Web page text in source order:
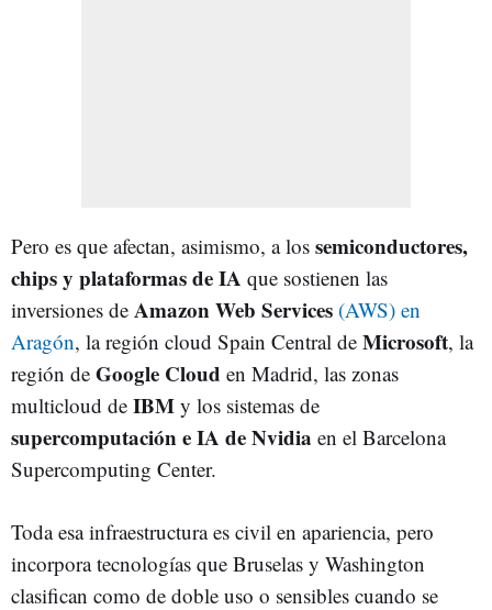
Pero es que afectan, asimismo, a los semiconductores,
chips y plataformas de IA que sostienen las
inversiones de Amazon Web Services (AWS) en
Aragón, la región cloud Spain Central de Microsoft, la
región de Google Cloud en Madrid, las zonas
multicloud de IBM y los sistemas de
supercomputación e IA de Nvidia en el Barcelona
Supercomputing Center.
Toda esa infraestructura es civil en apariencia, pero
incorpora tecnologías que Bruselas y Washington
clasifican como de doble uso o sensibles cuando se